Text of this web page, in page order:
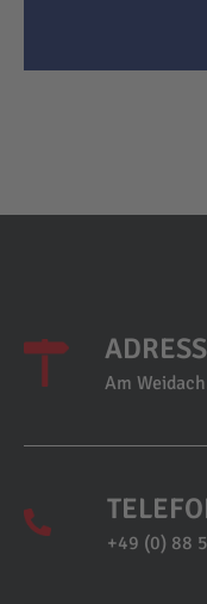
Am
+49 (0) 88